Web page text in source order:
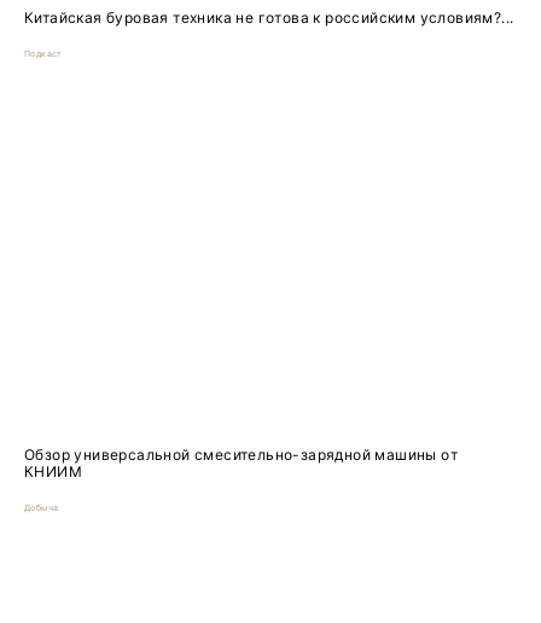
Китайская буровая техника не готова к российским условиям?...
Подкаст
Обзор универсальной смесительно-зарядной машины от
КНИИМ
Добыча